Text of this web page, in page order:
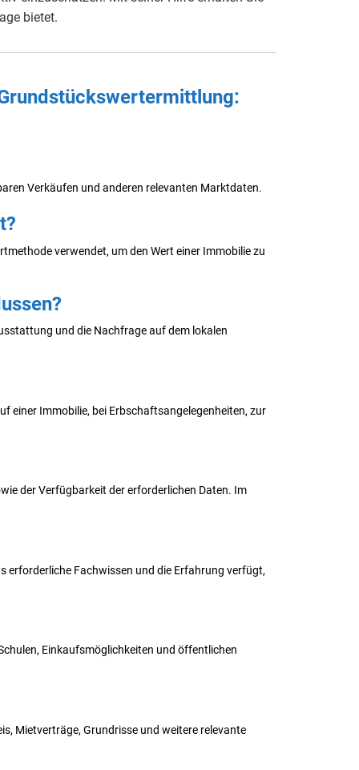
bietet.
Verkäufen und anderen relevanten Marktdaten.
verwendet, um den Wert einer Immobilie zu
und die Nachfrage auf dem lokalen
einer Immobilie, bei Erbschaftsangelegenheiten, zur
der Verfügbarkeit der erforderlichen Daten. Im
erforderliche Fachwissen und die Erfahrung verfügt,
Einkaufsmöglichkeiten und öffentlichen
Mietverträge, Grundrisse und weitere relevante